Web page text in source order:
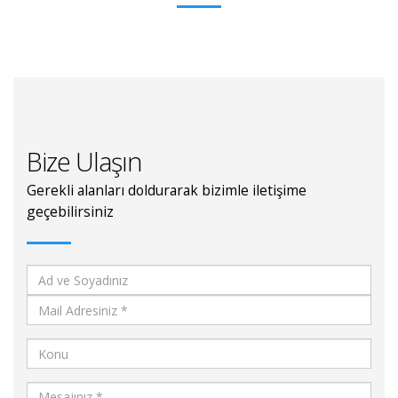
Bize Ulaşın
Gerekli alanları doldurarak bizimle iletişime
geçebilirsiniz